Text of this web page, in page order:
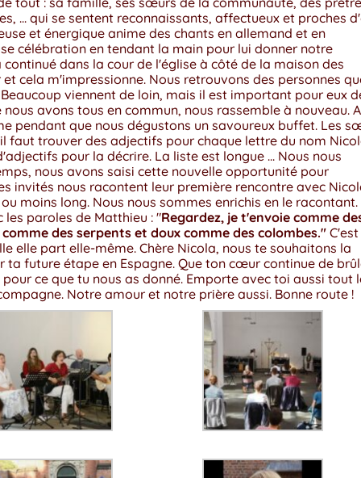
... qui se sentent reconnaissants, affectueux et proches
et énergique anime des chants en allemand et en
célébration en tendant la main pour lui donner notre
dans la cour de l'église à côté de la maison des
cela m'impressionne. Nous retrouvons des personnes
viennent de loin, mais il est important pour eux
avons tous en commun, nous rassemble à nouveau.
pendant que nous dégustons un savoureux buffet. Les
faut trouver des adjectifs pour chaque lettre du nom
pour la décrire. La liste est longue ... Nous nous
nous avons saisi cette nouvelle opportunité pour
invités nous racontent leur première rencontre avec
moins long. Nous nous sommes enrichis en le racontant.
paroles de Matthieu : "Regardez, je t'envoie comme
des serpents et doux comme des colombes."
elle part elle-même. Chère Nicola, nous te souhaitons la
ta future étape en Espagne. Que ton cœur continue de
ce que tu nous as donné. Emporte avec toi aussi tout
Notre amour et notre prière aussi. Bonne route !